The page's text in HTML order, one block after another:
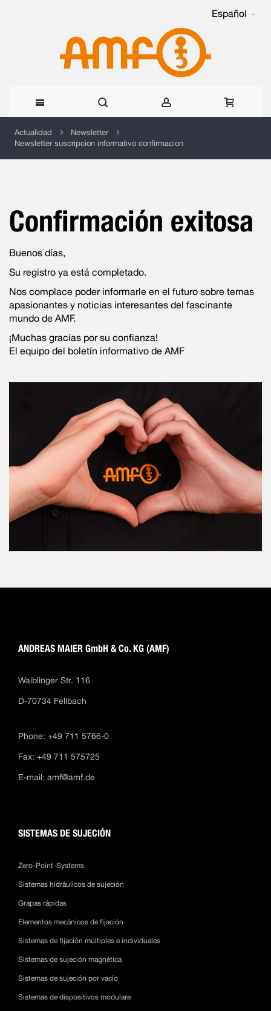
Español
Actualidad
Newsletter
Newsletter suscripcion informativo confirmacion
Confirmación exitosa
Buenos días,
Su registro ya está completado.
Nos complace poder informarle en el futuro sobre temas
apasionantes y noticias interesantes del fascinante
mundo de AMF.
¡Muchas gracias por su confianza!
El equipo del boletín informativo de AMF
ANDREAS MAIER GmbH & Co. KG (AMF)
Waiblinger Str. 116
D-70734 Fellbach
Phone: +49 711 5766-0
Fax: +49 711 575725
E-mail: amf@amf.de
SISTEMAS DE SUJECIÓN
Zero-Point-Systems
Sistemas hidráulicos de sujeción
Grapas rápidas
Elementos mecánicos de fijación
Sistemas de fijación múltiples e individuales
Sistemas de sujeción magnética
Sistemas de sujeción por vacío
Sistemas de dispositivos modulare